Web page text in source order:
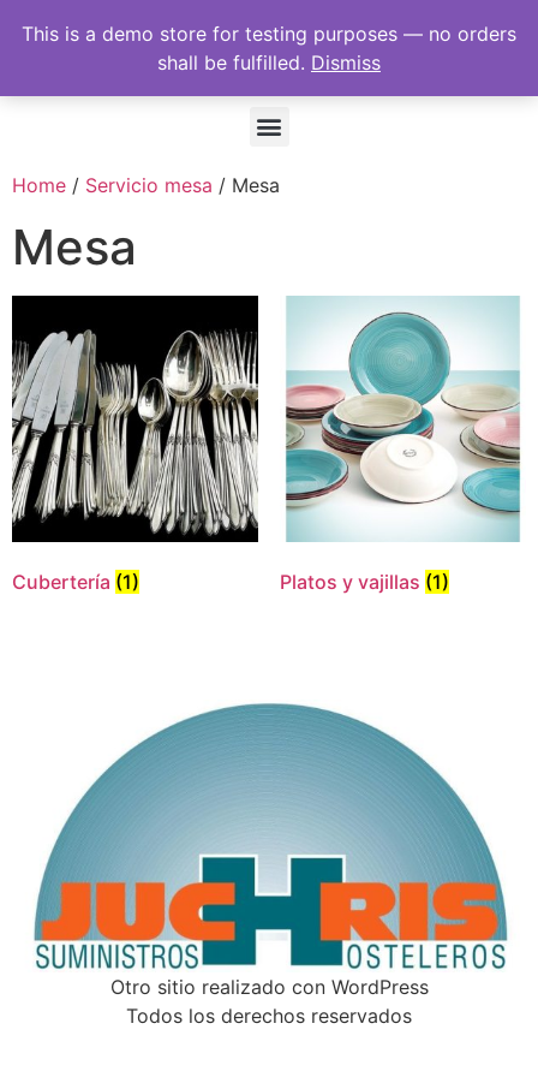
Home / Servicio mesa / Mesa
Mesa
Cubertería (1) Platos y vajillas (1)
Otro sitio realizado con WordPress
Todos los derechos reservados
This is a demo store for testing purposes — no orders
shall be fulfilled. Dismiss